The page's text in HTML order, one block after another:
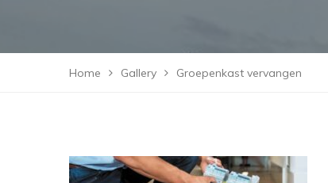
Home Gallery Groepenkast vervangen